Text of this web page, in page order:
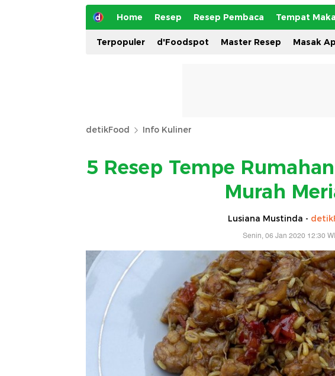
Home Resep Resep Pembaca Tempat
Terpopuler d'Foodspot Master Resep Masak
detikFood Info Kuliner
5 Resep Tempe
Murah
Lusiana Mustinda -
Senin, 06 Jan 2020 12:30